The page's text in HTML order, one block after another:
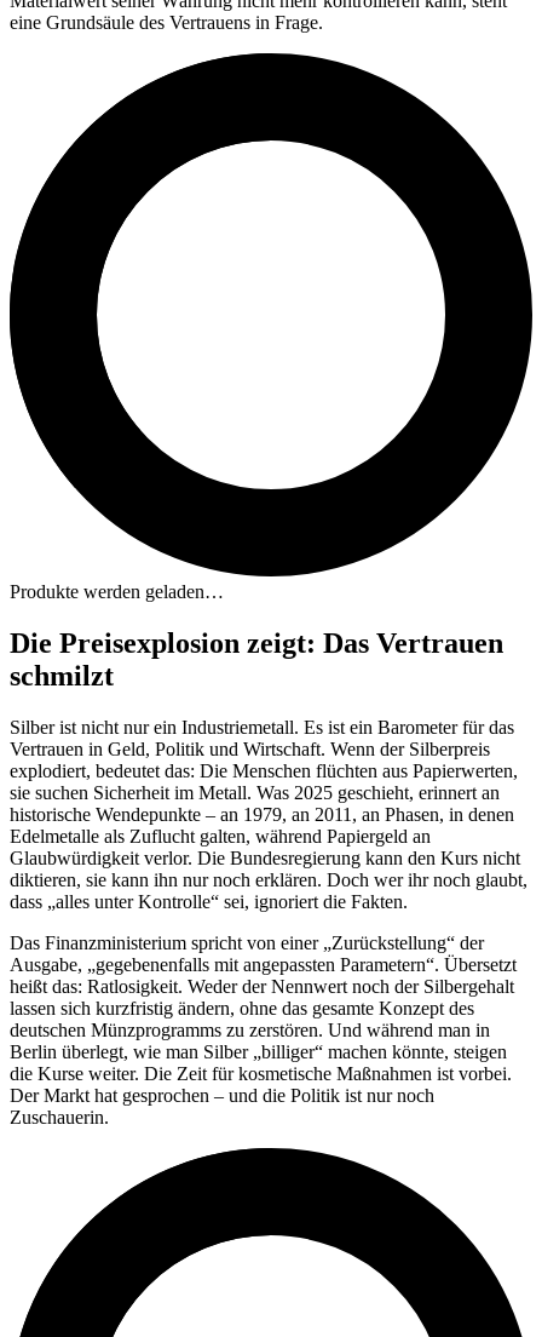
eine Grundsäule des Vertrauens in Frage.
Produkte werden geladen…
Die Preisexplosion zeigt: Das Vertrauen
schmilzt
Silber ist nicht nur ein Industriemetall. Es ist ein Barometer für das
Vertrauen in Geld, Politik und Wirtschaft. Wenn der Silberpreis
explodiert, bedeutet das: Die Menschen flüchten aus Papierwerten,
sie suchen Sicherheit im Metall. Was 2025 geschieht, erinnert an
historische Wendepunkte – an 1979, an 2011, an Phasen, in denen
Edelmetalle als Zuflucht galten, während Papiergeld an
Glaubwürdigkeit verlor. Die Bundesregierung kann den Kurs nicht
diktieren, sie kann ihn nur noch erklären. Doch wer ihr noch glaubt,
dass „alles unter Kontrolle“ sei, ignoriert die Fakten.
Das Finanzministerium spricht von einer „Zurückstellung“ der
Ausgabe, „gegebenenfalls mit angepassten Parametern“. Übersetzt
heißt das: Ratlosigkeit. Weder der Nennwert noch der Silbergehalt
lassen sich kurzfristig ändern, ohne das gesamte Konzept des
deutschen Münzprogramms zu zerstören. Und während man in
Berlin überlegt, wie man Silber „billiger“ machen könnte, steigen
die Kurse weiter. Die Zeit für kosmetische Maßnahmen ist vorbei.
Der Markt hat gesprochen – und die Politik ist nur noch
Zuschauerin.